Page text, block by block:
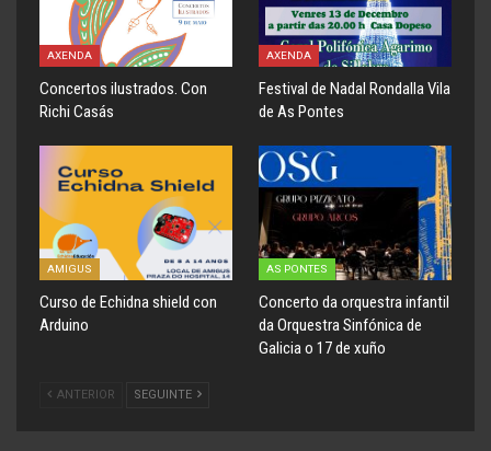
AXENDA
Concertos ilustrados. Con
Richi Casás
AXENDA
Festival de Nadal Rondalla Vila
de As Pontes
AMIGUS
Curso de Echidna shield con
Arduino
AS PONTES
Concerto da orquestra infantil
da Orquestra Sinfónica de
Galicia o 17 de xuño
ANTERIOR SEGUINTE